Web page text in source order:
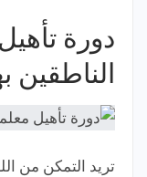
دورة
الناطقين
تريد التمكن من